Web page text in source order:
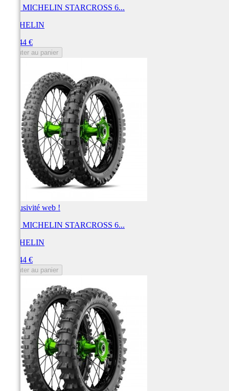
Pneu MICHELIN STARCROSS 6...
MICHELIN
166,44 €
Ajouter au panier
Exclusivité web !
Pneu MICHELIN STARCROSS 6...
MICHELIN
166,44 €
Ajouter au panier